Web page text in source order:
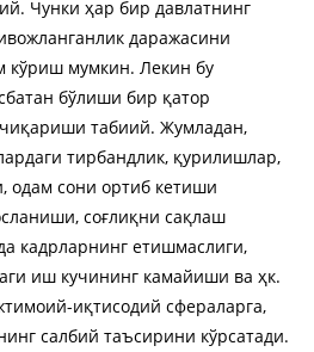
Чунки ҳар бир давлатнинг
даражасини
кўриш мумкин. Лекин бу
бўлиши бир қатор
табиий. Жумладан,
тирбандлик, қурилишлар,
одам сони ортиб кетиши
соғлиқни сақлаш
кадрларнинг етишмаслиги,
иш кучининг камайиши ва ҳк.
иқтисодий сфераларга,
салбий таъсирини кўрсатади.